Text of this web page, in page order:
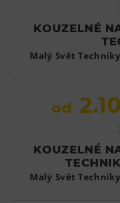
KOUZELNÉ
Malý Svět
od
KOUZELNÉ
Malý Svět